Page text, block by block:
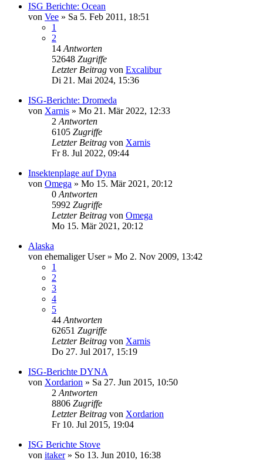
ISG Berichte: Ocean
von Vee » Sa 5. Feb 2011, 18:51
1
2
14 Antworten
52648 Zugriffe
Letzter Beitrag von Excalibur
Di 21. Mai 2024, 15:36
ISG-Berichte: Dromeda
von Xarnis » Mo 21. Mär 2022, 12:33
2 Antworten
6105 Zugriffe
Letzter Beitrag von Xarnis
Fr 8. Jul 2022, 09:44
Insektenplage auf Dyna
von Omega » Mo 15. Mär 2021, 20:12
0 Antworten
5992 Zugriffe
Letzter Beitrag von Omega
Mo 15. Mär 2021, 20:12
Alaska
von ehemaliger User» Mo 2. Nov 2009, 13:42
1
2
3
4
5
44 Antworten
62651 Zugriffe
Letzter Beitrag von Xarnis
Do 27. Jul 2017, 15:19
ISG-Berichte DYNA
von Xordarion » Sa 27. Jun 2015, 10:50
2 Antworten
8806 Zugriffe
Letzter Beitrag von Xordarion
Fr 10. Jul 2015, 19:04
ISG Berichte Stove
von itaker» So 13. Jun 2010, 16:38